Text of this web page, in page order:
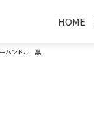
HOME
ーハンドル 黒